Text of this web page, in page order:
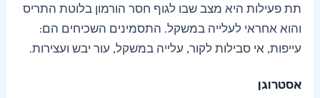
תת פעילות היא מצב שבו לגוף חסר הורמון בלוטת התריס
והוא אחראי לעלייה במשקל. התסמינים השכיחים הם:
עייפות, אי סבילות לקור, עלייה במשקל, עור יבש ועצירות.
אסטרוגן